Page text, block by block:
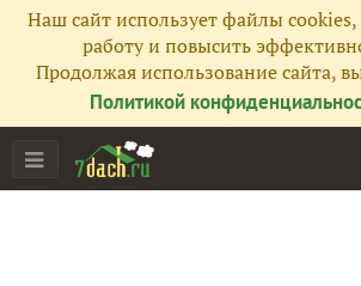
Наш сайт использует файлы
работу и повысить
Продолжая использование сайта,
Политикой